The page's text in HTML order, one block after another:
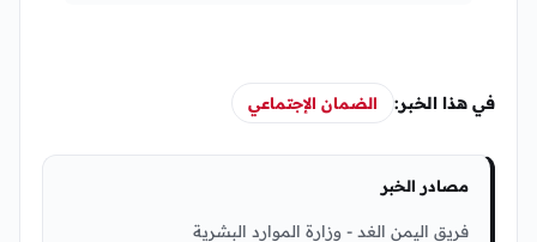
في هذا الخبر: الضمان الإجتماعي
مصادر الخبر
فريق اليمن الغد - وزارة الموارد البشرية